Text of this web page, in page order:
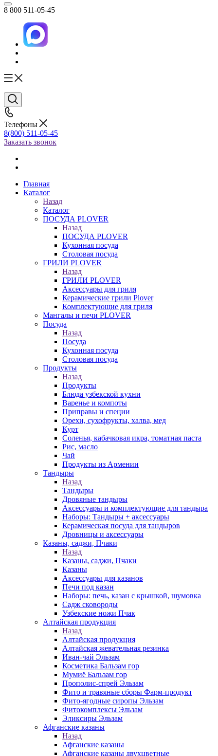
8 800 511-05-45
Телефоны
8(800) 511-05-45
Заказать звонок
Главная
Каталог
Назад
Каталог
ПОСУДА PLOVER
Назад
ПОСУДА PLOVER
Кухонная посуда
Столовая посуда
ГРИЛИ PLOVER
Назад
ГРИЛИ PLOVER
Аксессуары для гриля
Керамические грили Plover
Комплектующие для гриля
Мангалы и печи PLOVER
Посуда
Назад
Посуда
Кухонная посуда
Столовая посуда
Продукты
Назад
Продукты
Блюда узбекской кухни
Варенье и компоты
Приправы и специи
Орехи, сухофрукты, халва, мед
Курт
Соленья, кабачковая икра, томатная паста
Рис, масло
Чай
Продукты из Армении
Тандыры
Назад
Тандыры
Дровяные тандыры
Аксессуары и комплектующие для тандыра
Наборы: Тандыры + аксессуары
Керамическая посуда для тандыров
Дровницы и аксессуары
Казаны, саджи, Пчаки
Назад
Казаны, саджи, Пчаки
Казаны
Аксессуары для казанов
Печи под казан
Наборы: печь, казан с крышкой, шумовка
Садж сковороды
Узбекские ножи Пчак
Алтайская продукция
Назад
Алтайская продукция
Алтайская жевательная резинка
Иван-чай Эльзам
Косметика Бальзам гор
Мумиё Бальзам гор
Прополис-спрей Эльзам
Фито и травяные сборы Фарм-продукт
Фито-ягодные сиропы Эльзам
Фитокомплексы Эльзам
Эликсиры Эльзам
Афганские казаны
Назад
Афганские казаны
Афганские казаны двухцветные